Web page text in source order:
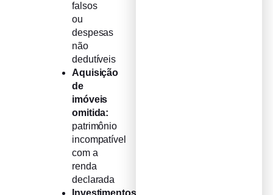
falsos
ou
despesas
não
dedutíveis
Aquisição
de
imóveis
omitida:
patrimônio
incompatível
com a
renda
declarada
Investimentos